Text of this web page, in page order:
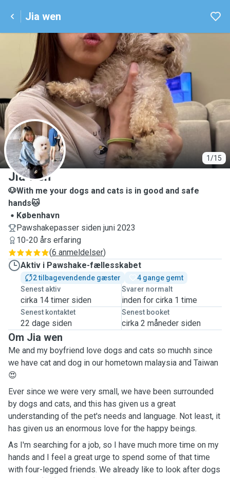
Jia wen
1/15
J
Jia wen
🐶With me your dogs and cats is in good and safe
hands🐱
København
Pawshakepasser siden juni 2023
10-20 års erfaring
(6 anmeldelser)
Aktiv i Pawshake-fællesskabet
2 tilbagevendende gæster
4 gange gemt
Senest aktiv
cirka 14 timer siden
Svarer normalt
inden for cirka 1 time
Senest kontaktet
22 dage siden
Senest booket
cirka 2 måneder siden
Om Jia wen
Me and my boyfriend love dogs and cats so muchh since
we have cat and dog in our hometown malaysia and Taiwan
😍
Ever since we were very small, we have been surrounded
by dogs and cats, and this has given us a great
understanding of the pet's needs and language. Not least, it
has given us an enormous love for the happy beings.
As I'm searching for a job, so I have much more time on my
hands and I feel a great urge to spend some of that time
with four-legged friends. We already like to look after dogs